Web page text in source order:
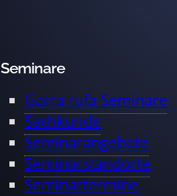
Seminare
Garra rufa Seminare
Sachkunde
Seminarangebote
Seminarstandorte
Seminartermine